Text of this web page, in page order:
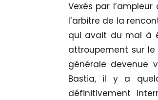
Vexés par
l’arbitre de la
qui avait du mal à
attroupement sur
générale devenue
Bastia, il y a
définitivement